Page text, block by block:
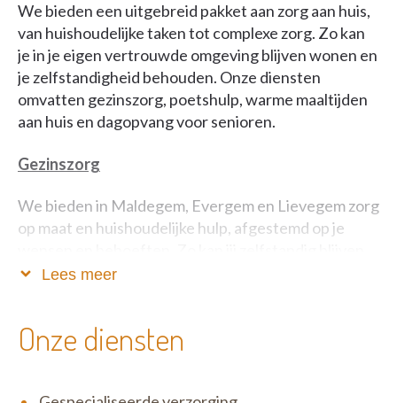
We bieden een uitgebreid pakket aan zorg aan huis,
van huishoudelijke taken tot complexe zorg. Zo kan
je in je eigen vertrouwde omgeving blijven wonen en
je zelfstandigheid behouden. Onze diensten
omvatten gezinszorg, poetshulp, warme maaltijden
aan huis en dagopvang voor senioren.
Gezinszorg
We bieden in Maldegem, Evergem en Lievegem zorg
op maat en huishoudelijke hulp, afgestemd op je
wonen in je vertrouwde omgeving. Zowel
Lees meer
Onze diensten